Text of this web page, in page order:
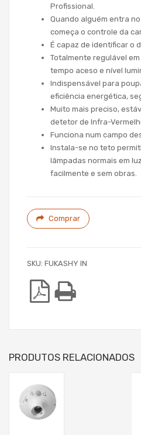
Profissional.
Quando alguém entra
começa o controle da
É capaz de identificar o
Totalmente regulável
tempo aceso e nível
Indispensável para
eficiência energética,
Muito mais preciso,
detetor de Infra-
Funciona num campo
Instala-se no teto
lâmpadas normais em
facilmente e sem obras.
Comprar
SKU: FUKASHY IN
PRODUTOS RELACIONADOS